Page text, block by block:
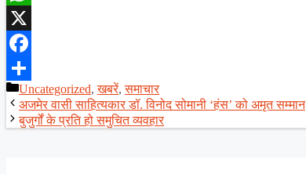
WhatsApp
X
Facebook
Share
Categories
Uncategorized,खबरें,समाचार
अजमेर वासी साहित्यकार डॉ. विनोद सोमानी ‘हंस’ को अमृत सम्मान
बुजुर्गों के प्रति हो समुचित व्यवहार